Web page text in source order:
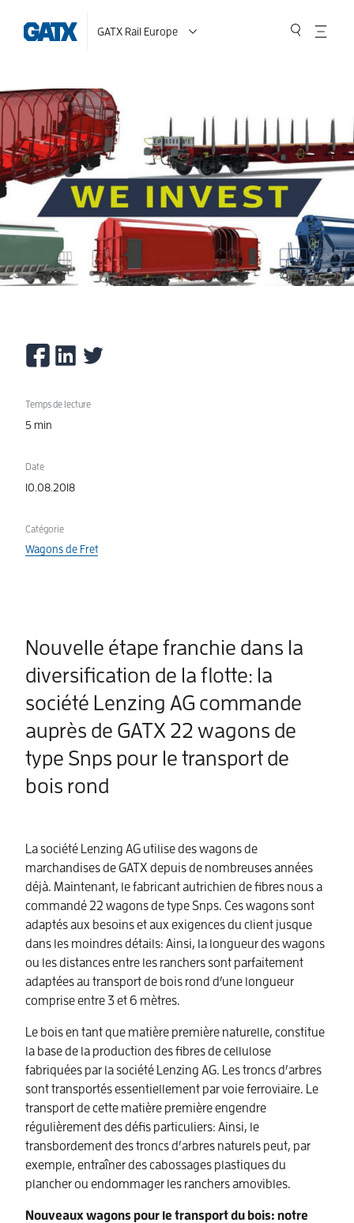
GATX Rail Europe
Temps de lecture
5 min
Date
10.08.2018
Catégorie
Wagons de Fret
Nouvelle étape franchie dans la
diversification de la flotte: la
société Lenzing AG commande
auprès de GATX 22 wagons de
type Snps pour le transport de
bois rond
La société Lenzing AG utilise des wagons de
marchandises de GATX depuis de nombreuses années
déjà. Maintenant, le fabricant autrichien de fibres nous a
commandé 22 wagons de type Snps. Ces wagons sont
adaptés aux besoins et aux exigences du client jusque
dans les moindres détails: Ainsi, la longueur des wagons
ou les distances entre les ranchers sont parfaitement
adaptées au transport de bois rond d’une longueur
comprise entre 3 et 6 mètres.
Le bois en tant que matière première naturelle, constitue
la base de la production des fibres de cellulose
fabriquées par la société Lenzing AG. Les troncs d’arbres
sont transportés essentiellement par voie ferroviaire. Le
transport de cette matière première engendre
régulièrement des défis particuliers: Ainsi, le
transbordement des troncs d’arbres naturels peut, par
exemple, entraîner des cabossages plastiques du
plancher ou endommager les ranchers amovibles.
Nouveaux wagons pour le transport du bois: notre